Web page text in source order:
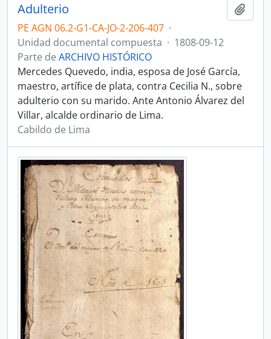
Adulterio
PE AGN 06.2-G1-CA-JO-2-206-407 ·
Unidad documental compuesta · 1808-09-12
Parte de ARCHIVO HISTÓRICO
Mercedes Quevedo, india, esposa de José García,
maestro, artífice de plata, contra Cecilia N., sobre
adulterio con su marido. Ante Antonio Álvarez del
Villar, alcalde ordinario de Lima.
Cabildo de Lima